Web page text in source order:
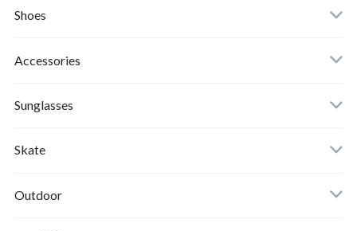
Afends
Roial
RVCA
ACER
Turn Me On
Wetsuits,Rush Guard
Board
Binding
Boots
Bc Gear
Goggle
Shoes
Sandals
Shoes
Winter Shoes
Accessories
Other
Sunglasses
Skate
Outdoor